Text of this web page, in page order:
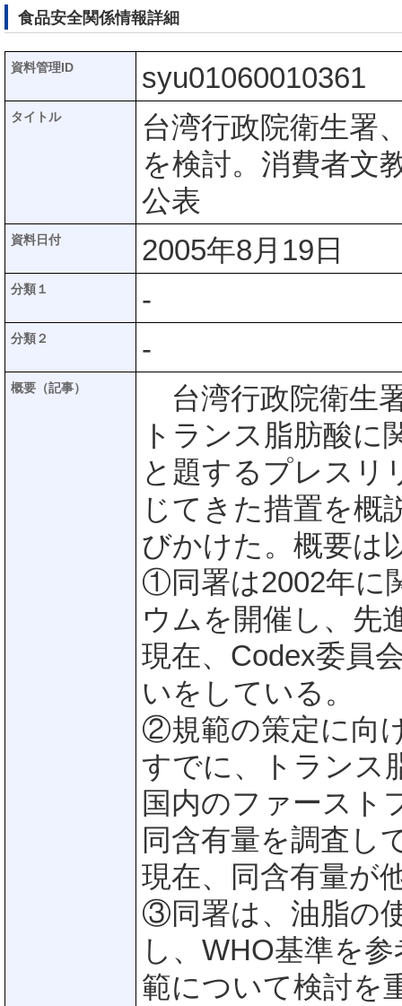
食品安全関係情報詳細
資料管理ID syu01060010361
タイトル
台湾行政院衛生署
を検討。消費者文
公表
資料日付 2005年8月19日
分類１ -
分類２ -
概要（記事）
台湾行政院衛生
トランス脂肪酸に
と題するプレスリ
じてきた措置を概
びかけた。概要は
①同署は2002年に
ウムを開催し、先
現在、Codex委員
いをしている。
②規範の策定に向
すでに、トランス
国内のファースト
同含有量を調査し
現在、同含有量が
③同署は、油脂の
し、WHO基準を
範について検討を